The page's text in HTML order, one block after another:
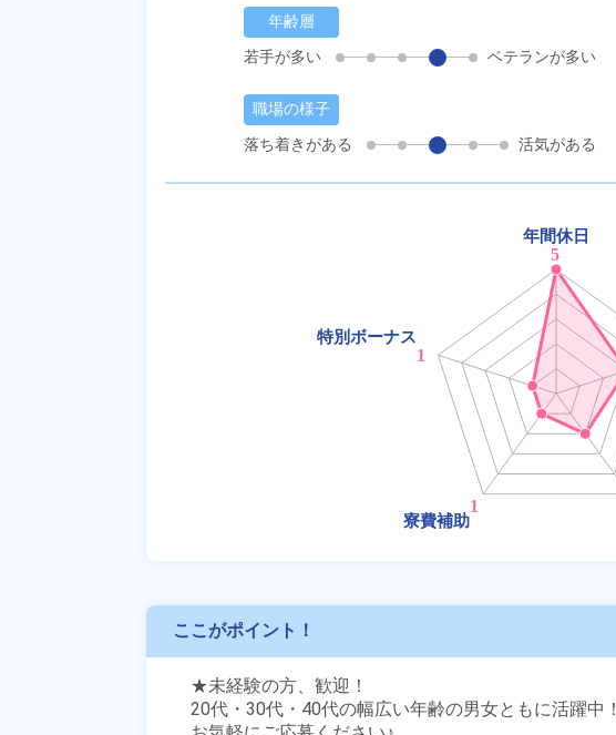
年齢層
若手が多い
ベテランが多い
職場の様子
落ち着きがある
活気がある
ここがポイント！
★未経験の方、歓迎！
20代・30代・40代の幅広い年齢の男女ともに活躍中！